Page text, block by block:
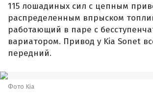
115 лошадиных сил с цепным
распределенным впрыском
работающий в паре с
вариатором. Привод у Kia Sonet
передний.
Фото Kia